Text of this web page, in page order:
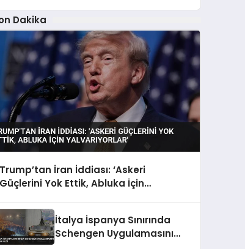
Dakika
Trump’tan İran İddiası: ‘Askeri
Güçlerini Yok Ettik, Abluka İçin
İtalya İspanya Sınırında
Schengen Uygulamasını